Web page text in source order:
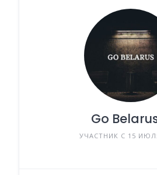
Go
УЧАСТНИК С 15